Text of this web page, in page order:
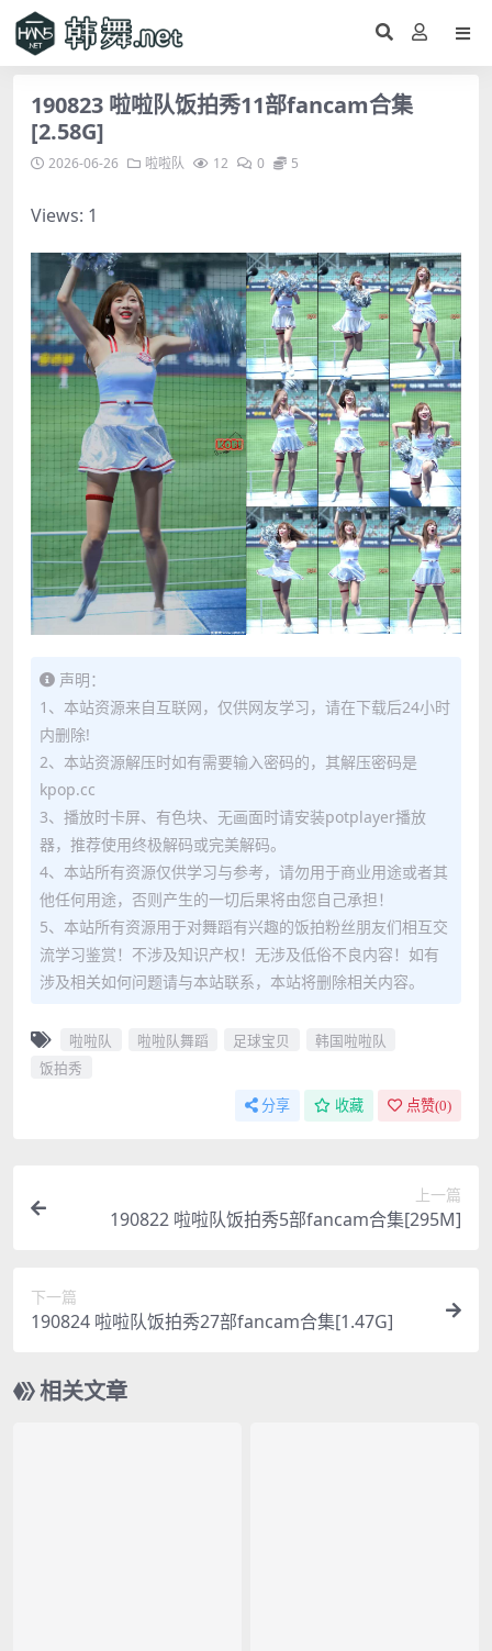
190823 啦啦队饭拍秀11部fancam合集
[2.58G]
2026-06-26 啦啦队 12 0 5
Views: 1
声明：
1、本站资源来自互联网，仅供网友学习，请在下载后24小时
内删除!
2、本站资源解压时如有需要输入密码的，其解压密码是
kpop.cc
3、播放时卡屏、有色块、无画面时请安装potplayer播放
器，推荐使用终极解码或完美解码。
4、本站所有资源仅供学习与参考，请勿用于商业用途或者其
他任何用途，否则产生的一切后果将由您自己承担！
5、本站所有资源用于对舞蹈有兴趣的饭拍粉丝朋友们相互交
流学习鉴赏！不涉及知识产权！无涉及低俗不良内容！如有
涉及相关如何问题请与本站联系，本站将删除相关内容。
啦啦队 啦啦队舞蹈 足球宝贝
韩国啦啦队
饭拍秀
分享 收藏 点赞(0)
上一篇
190822 啦啦队饭拍秀5部fancam合集[295M]
下一篇
190824 啦啦队饭拍秀27部fancam合集[1.47G]
相关文章